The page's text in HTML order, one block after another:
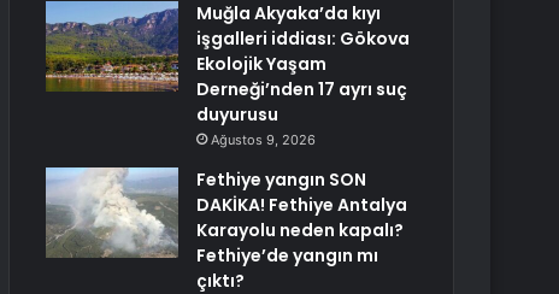
Muğla Akyaka’da kıyı
işgalleri iddiası: Gökova
Ekolojik Yaşam
Derneği’nden 17 ayrı suç
duyurusu
Ağustos 9, 2026
Fethiye yangın SON
DAKİKA! Fethiye Antalya
Karayolu neden kapalı?
Fethiye’de yangın mı
çıktı?